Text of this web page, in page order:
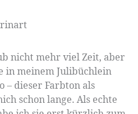
nicht mehr viel Zeit, aber
in meinem Julibüchlein
– dieser Farbton als
schon lange. Als echte